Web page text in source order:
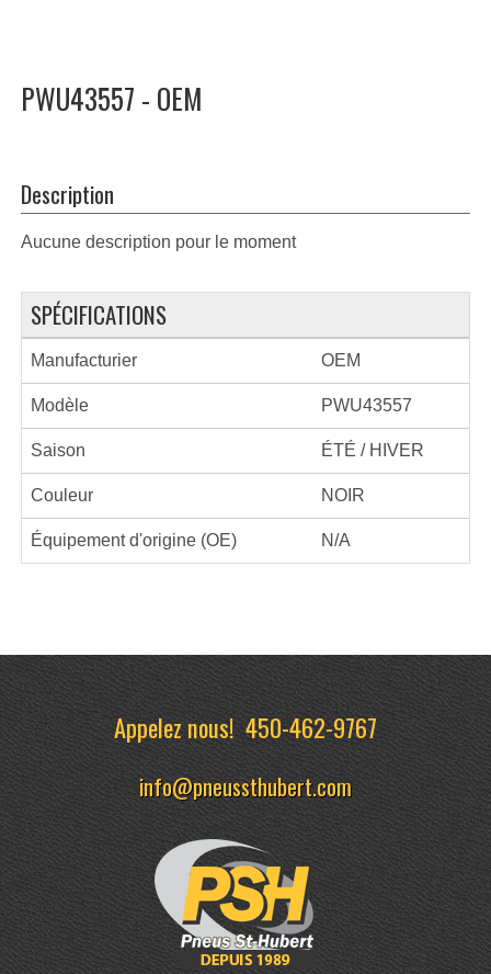
PWU43557 - OEM
Description
Aucune description pour le moment
SPÉCIFICATIONS
Manufacturier OEM
Modèle PWU43557
Saison ÉTÉ / HIVER
Couleur NOIR
Équipement d'origine (OE) N/A
Appelez nous!450-462-9767
info@pneussthubert.com